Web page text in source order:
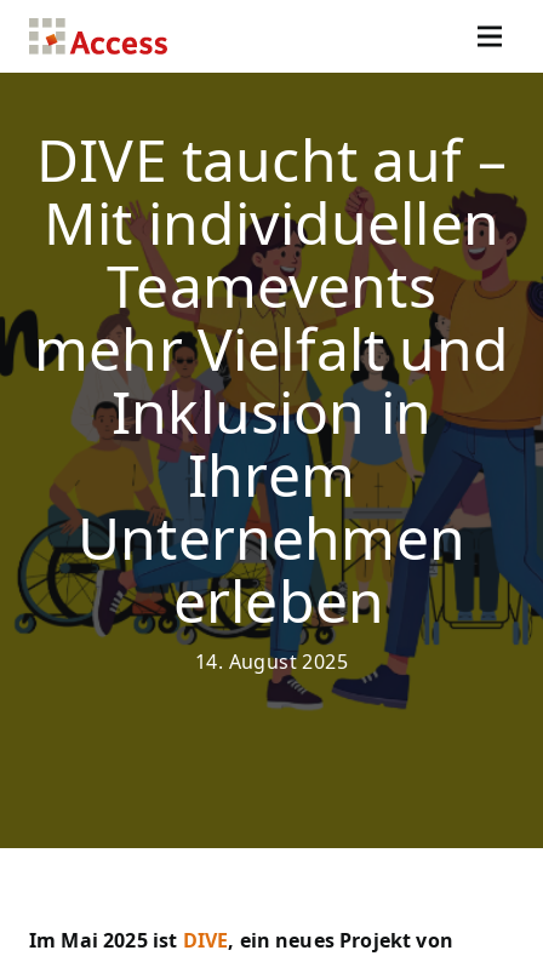
DIVE taucht auf –
Mit individuellen
Teamevents
mehr Vielfalt und
Inklusion in
Ihrem
Unternehmen
erleben
14. August 2025
Im Mai 2025 ist DIVE, ein neues Projekt von